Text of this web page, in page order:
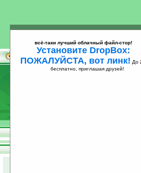
всё-таки лучший облачный файл-стор!
Установите DropBox:
ПОЖАЛУЙСТА, вот линк! До
бесплатно, приглашая друзей!